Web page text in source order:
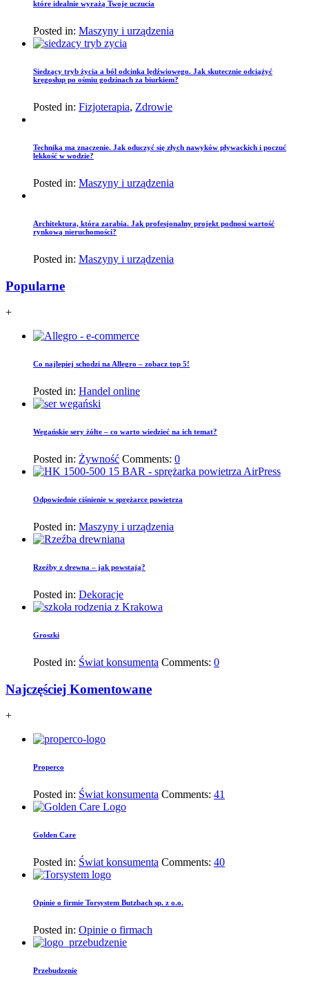
które idealnie wyrażą Twoje uczucia
Posted in: Maszyny i urządzenia
Siedzący tryb życia a ból odcinka lędźwiowego. Jak skutecznie odciążyć
kręgosłup po ośmiu godzinach za biurkiem?
Posted in: Fizjoterapia, Zdrowie
Technika ma znaczenie. Jak oduczyć się złych nawyków pływackich i poczuć
lekkość w wodzie?
Posted in: Maszyny i urządzenia
Architektura, która zarabia. Jak profesjonalny projekt podnosi wartość
rynkową nieruchomości?
Posted in: Maszyny i urządzenia
Popularne
+
Co najlepiej schodzi na Allegro – zobacz top 5!
Posted in: Handel online
Wegańskie sery żółte – co warto wiedzieć na ich temat?
Posted in: Żywność Comments: 0
Odpowiednie ciśnienie w sprężarce powietrza
Posted in: Maszyny i urządzenia
Rzeźby z drewna – jak powstają?
Posted in: Dekoracje
Groszki
Posted in: Świat konsumenta Comments: 0
Najczęściej Komentowane
+
Properco
Posted in: Świat konsumenta Comments: 41
Golden Care
Posted in: Świat konsumenta Comments: 40
Opinie o firmie Torsystem Butzbach sp. z o.o.
Posted in: Opinie o firmach
Przebudzenie